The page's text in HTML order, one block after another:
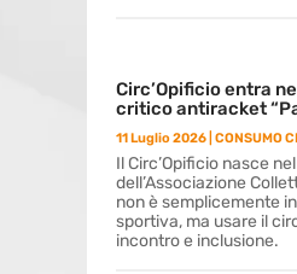
Circ’Opificio entra
critico antiracket
11 Luglio 2026 CONSUMO
Il Circ’Opificio nasce
dell’Associazione
non è semplicemente
sportiva, ma usare il
incontro e inclusione.